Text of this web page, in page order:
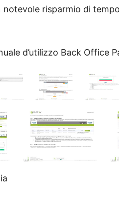
notevole risparmio di
d’utilizzo Back Office